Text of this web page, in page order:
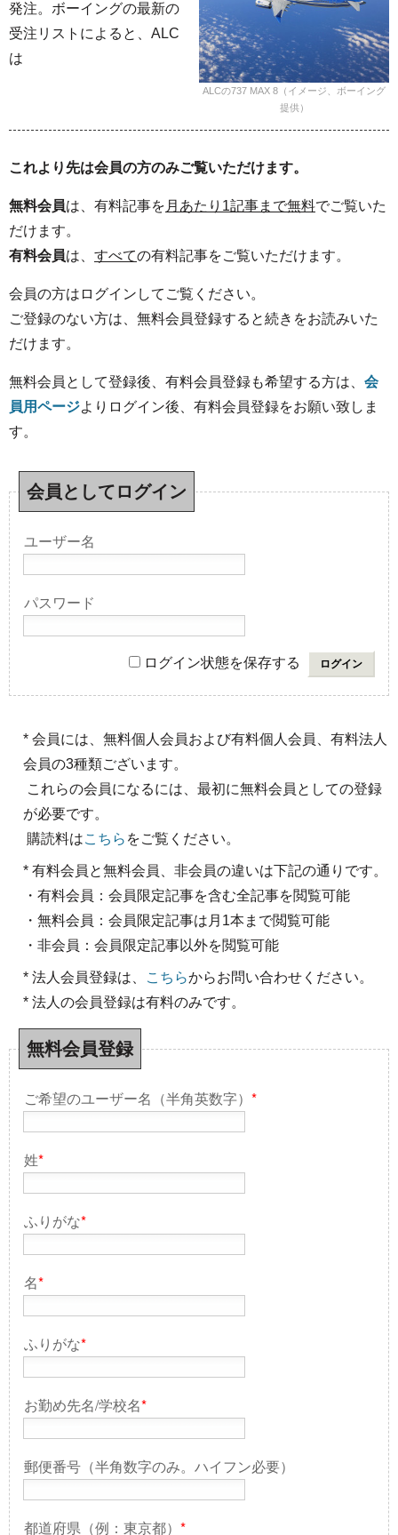
ALCの737 MAX 8（イメージ、ボーイング
提供）
発注。ボーイングの最新の
受注リストによると、ALC
は
これより先は会員の方のみご覧いただけます。
無料会員は、有料記事を 月あたり1記事まで無料でご覧いた
だけます。
有料会員は、 すべての有料記事をご覧いただけます。
会員の方はログインしてご覧ください。
ご登録のない方は、無料会員登録すると続きをお読みいた
だけます。
無料会員として登録後、有料会員登録も希望する方は、 会
員用ページよりログイン後、有料会員登録をお願い致しま
す。
会員としてログイン
ユーザー名
パスワード
ログイン状態を保存する
* 会員には、無料個人会員および有料個人会員、有料法人
会員の3種類ございます。
これらの会員になるには、最初に無料会員としての登録
が必要です。
購読料はこちら をご覧ください。
* 有料会員と無料会員、非会員の違いは下記の通りです。
・有料会員：会員限定記事を含む全記事を閲覧可能
・無料会員：会員限定記事は月1本まで閲覧可能
・非会員：会員限定記事以外を閲覧可能
* 法人会員登録は、 こちらからお問い合わせください。
* 法人の会員登録は有料のみです。
無料会員登録
ご希望のユーザー名（半角英数字） *
姓*
ふりがな*
名*
ふりがな*
お勤め先名/学校名*
郵便番号（半角数字のみ。ハイフン必要）
都道府県（例：東京都） *